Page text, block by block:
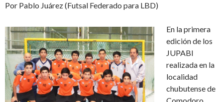
Por Pablo Juárez (Futsal Federado para LBD)
En la primera
edición de los
JUPABI
realizada en la
localidad
chubutense de